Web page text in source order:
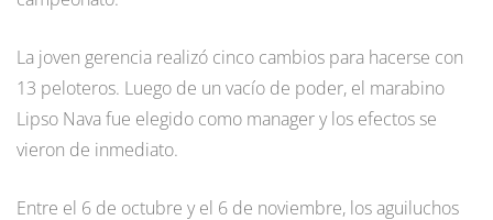
La joven gerencia realizó cinco cambios para hacerse con
13 peloteros. Luego de un vacío de poder, el marabino
Lipso Nava fue elegido como manager y los efectos se
vieron de inmediato.
Entre el 6 de octubre y el 6 de noviembre, los aguiluchos